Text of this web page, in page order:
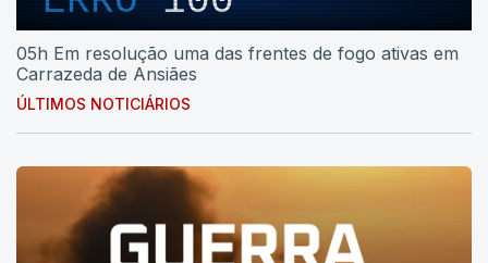
05h Em resolução uma das frentes de fogo ativas em
Carrazeda de Ansiães
ÚLTIMOS NOTICIÁRIOS